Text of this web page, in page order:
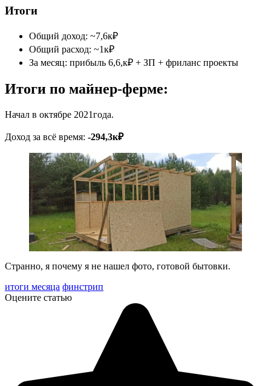
Итоги
Общий доход: ~7,6к₽
Общий расход: ~1к₽
За месяц: прибыль 6,6,к₽ + ЗП + фриланс проекты
Итоги по майнер-ферме:
Начал в октябре 2021года.
Доход за всё время: -294,3к₽
Странно, я почему я не нашел фото, готовой бытовки.
итоги месяца финстрип
Оцените статью